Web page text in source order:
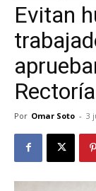
Evitan
Rectoría
Por Omar Soto - 3